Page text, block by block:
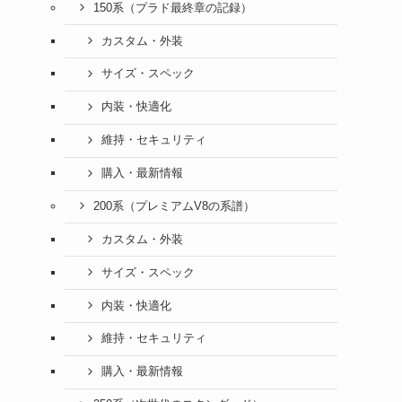
150系（プラド最終章の記録）
カスタム・外装
サイズ・スペック
内装・快適化
維持・セキュリティ
購入・最新情報
200系（プレミアムV8の系譜）
カスタム・外装
サイズ・スペック
内装・快適化
維持・セキュリティ
購入・最新情報